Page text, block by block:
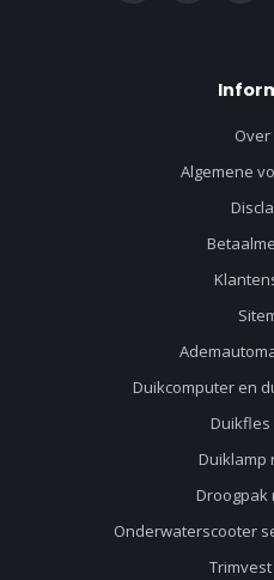
Algemene
Duikcomputer en
Duikfles
Duiklamp
Droogpak
Onderwaterscooter